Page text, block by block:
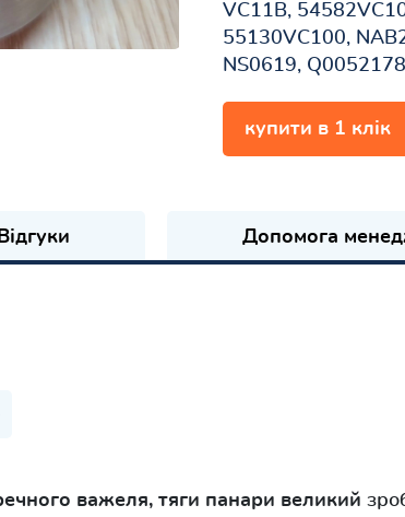
VC11B,
55130VC100,
NS0619,
купити в 1 клік
Допомога
важеля, тяги панари великий